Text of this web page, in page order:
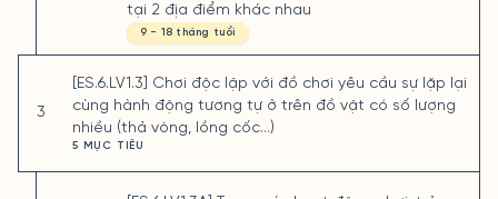
tại 2 địa điểm khác nhau
9 - 18 tháng tuổi
3
[ES.6.LV1.3] Chơi độc lập với đồ chơi yêu cầu sự lặp lại
cùng hành động tương tự ở trên đồ vật có số lượng
nhiều (thả vòng, lồng cốc…)
5 MỤC TIÊU